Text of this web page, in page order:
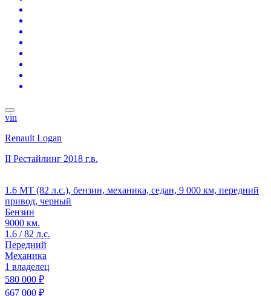
vin
Renault Logan
II Рестайлинг 2018 г.в.
1.6 MT (82 л.с.), бензин, механика, седан, 9 000 км, передний
привод, черный
Бензин
9000 км.
1.6 / 82 л.с.
Передний
Механика
1 владелец
580 000 ₽
667 000 ₽